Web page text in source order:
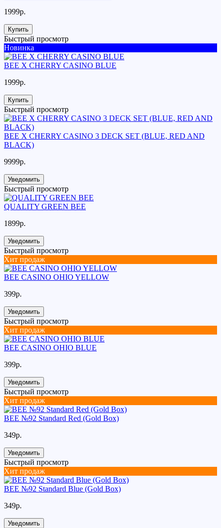
1999р.
Купить
Быстрый просмотр
Новинка
BEE X CHERRY CASINO BLUE
1999р.
Купить
Быстрый просмотр
BEE X CHERRY CASINO 3 DECK SET (BLUE, RED AND
BLACK)
9999р.
Уведомить
Быстрый просмотр
QUALITY GREEN BEE
1899р.
Уведомить
Быстрый просмотр
Хит продаж
BEE CASINO OHIO YELLOW
399р.
Уведомить
Быстрый просмотр
Хит продаж
BEE CASINO OHIO BLUE
399р.
Уведомить
Быстрый просмотр
Хит продаж
BEE №92 Standard Red (Gold Box)
349р.
Уведомить
Быстрый просмотр
Хит продаж
BEE №92 Standard Blue (Gold Box)
349р.
Уведомить